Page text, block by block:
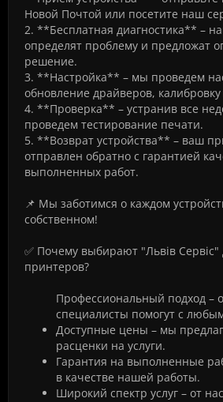
Новой Почтой или посетите наш
2. **Бесплатная диагностика** –
определят проблему и предложат
решение.
3. **Настройка** – мы проведем
обновление драйверов,
4. **Проверка** – устранив все
проведем тестирование печати.
5. **Возврат устройства** – ваш
отправлен обратно с гарантией
выполненных работ.
📌 Мы заботимся о каждом
собственном!
✅ Почему выбирают "Львів Сервіс"
принтеров?
Профессиональный подход –
специалисты помогут с
Доступные цены – мы
расценки на услуги.
Гарантия на выполненные
в качестве нашей работы.
Широкий спектр услуг – от